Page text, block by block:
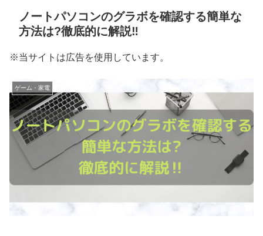
ノートパソコンのグラボを確認する簡単な
方法は?徹底的に解説‼
※当サイトは広告を使用しています。
ゲーム・家電